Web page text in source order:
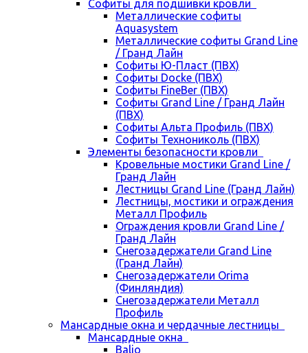
Cофиты для подшивки кровли
Металлические софиты
Aquasystem
Металлические софиты Grand Line
/ Гранд Лайн
Софиты Ю-Пласт (ПВХ)
Софиты Docke (ПВХ)
Софиты FineBer (ПВХ)
Софиты Grand Line / Гранд Лайн
(ПВХ)
Софиты Альта Профиль (ПВХ)
Софиты Технониколь (ПВХ)
Элементы безопасности кровли
Кровельные мостики Grand Line /
Гранд Лайн
Лестницы Grand Line (Гранд Лайн)
Лестницы, мостики и ограждения
Металл Профиль
Ограждения кровли Grand Line /
Гранд Лайн
Снегозадержатели Grand Line
(Гранд Лайн)
Снегозадержатели Orima
(Финляндия)
Снегозадержатели Металл
Профиль
Мансардные окна и чердачные лестницы
Мансардные окна
Balio